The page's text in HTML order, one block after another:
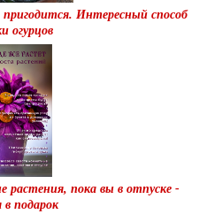
Интересный способ
огурцов
растения, пока вы в отпуске -
подарок